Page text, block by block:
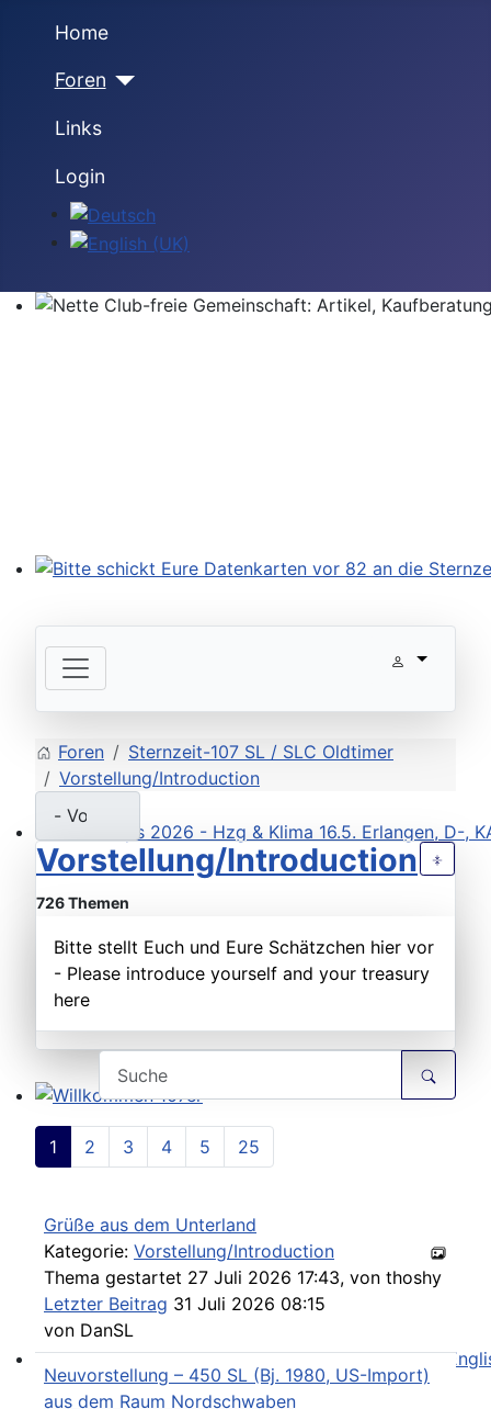
Home
Foren
Links
Login
Sprache auswählen
Workshops 2026 - Hzg & Klima 16.5. Erlangen, D-,
Willkommen 107er
Workshop Manual in der SLpedia - leider nur in
Foren
Sternzeit-107 SL / SLC Oldtimer
Vorstellung/Introduction
Vorstellung/Introduction
726 Themen
Bitte stellt Euch und Eure Schätzchen hier vor
- Please introduce yourself and your treasury
here
1 2 3 4 5 25
Grüße aus dem Unterland
Kategorie: Vorstellung/Introduction
Thema gestartet 27 Juli 2026 17:43, von thoshy
Letzter Beitrag 31 Juli 2026 08:15
von DanSL
Neuvorstellung – 450 SL (Bj. 1980, US-Import)
aus dem Raum Nordschwaben